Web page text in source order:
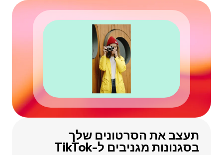
תעצב את הסרטונים שלך
בסגנונות מגניבים ל-TikTok